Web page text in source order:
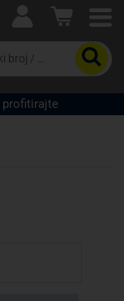
proizvoda i
profitirajte